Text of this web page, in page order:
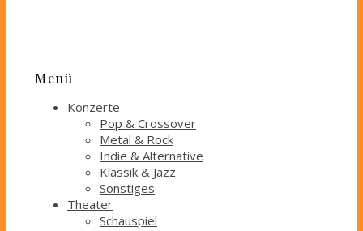
Menü
Konzerte
Pop & Crossover
Metal & Rock
Indie & Alternative
Klassik & Jazz
Sonstiges
Theater
Schauspiel